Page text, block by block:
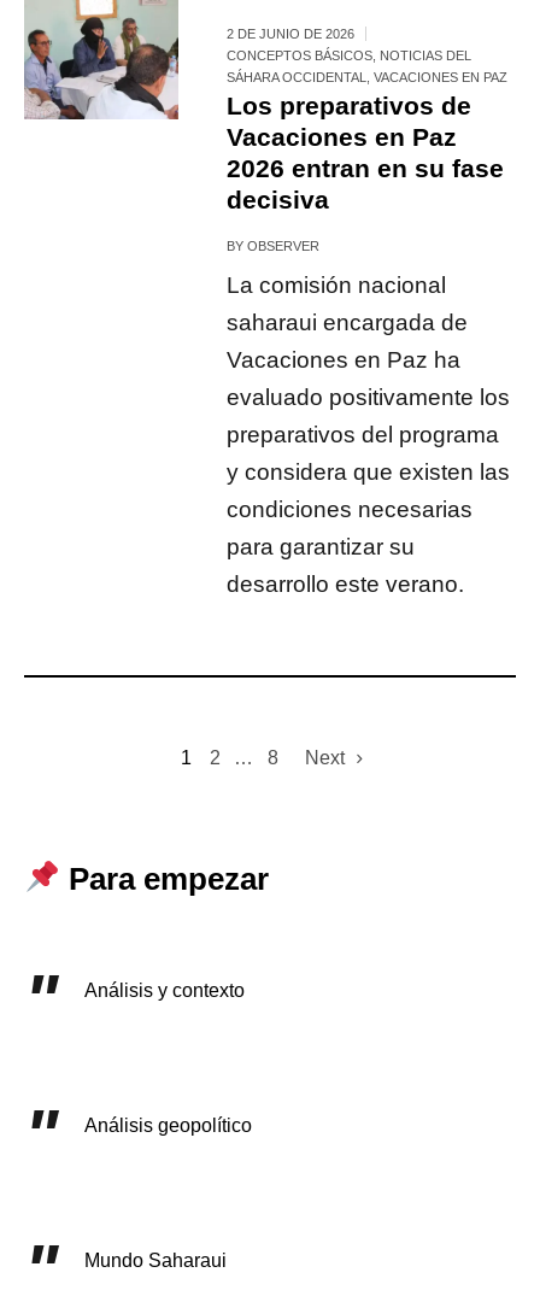
2 DE JUNIO DE 2026
CONCEPTOS BÁSICOS NOTICIAS DEL
SÁHARA OCCIDENTAL
,VACACIONES EN PAZ
Los preparativos de
Vacaciones en Paz
2026 entran en su fase
decisiva
BYOBSERVER
La comisión nacional
saharaui encargada de
Vacaciones en Paz ha
evaluado positivamente los
preparativos del programa
y considera que existen las
condiciones necesarias
para garantizar su
desarrollo este verano.
1 2 … 8 Next
Para empezar
Análisis y contexto
Análisis geopolítico
Mundo Saharaui